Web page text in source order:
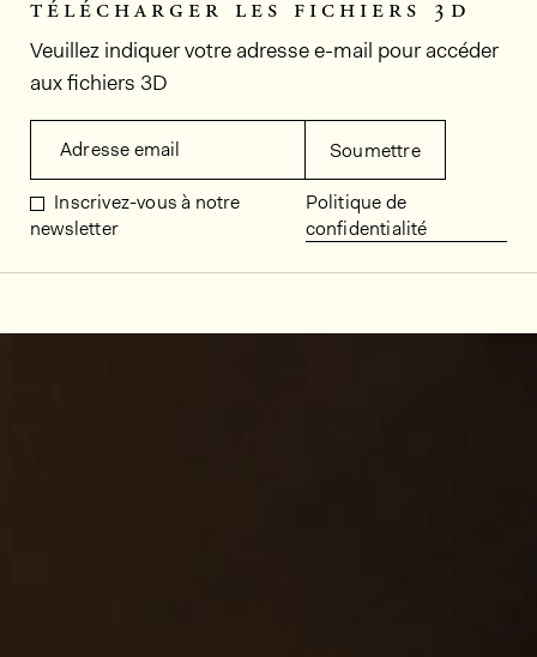
télécharger les fichiers 3d
Veuillez indiquer votre adresse e-mail pour accéder
aux fichiers 3D
Adresse email Soumettre
Inscrivez-vous à notre
newsletter
Politique de
confidentialité